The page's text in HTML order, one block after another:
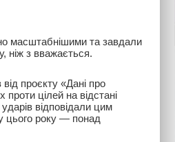
масштабнішими та завдали
ніж з вважається.
проєкту «Дані про
цілей на відстані
відповідали цим
цього року — понад